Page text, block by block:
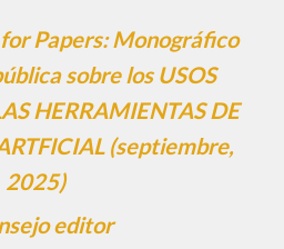
Papers: Monográfico
sobre los USOS
HERRAMIENTAS DE
(septiembre,
2025)
editor